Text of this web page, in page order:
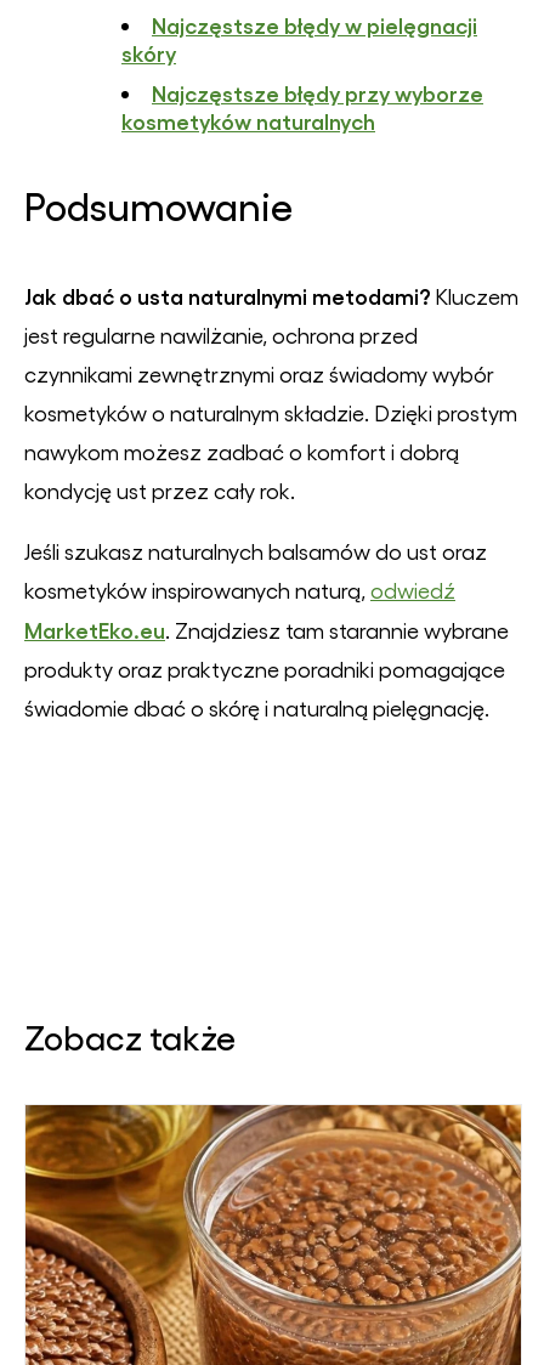
Najczęstsze błędy w pielęgnacji
skóry
Najczęstsze błędy przy wyborze
kosmetyków naturalnych
Podsumowanie
Jak dbać o usta naturalnymi metodami? Kluczem
jest regularne nawilżanie, ochrona przed
czynnikami zewnętrznymi oraz świadomy wybór
kosmetyków o naturalnym składzie. Dzięki prostym
nawykom możesz zadbać o komfort i dobrą
kondycję ust przez cały rok.
Jeśli szukasz naturalnych balsamów do ust oraz
kosmetyków inspirowanych naturą, odwiedź
MarketEko.eu . Znajdziesz tam starannie wybrane
produkty oraz praktyczne poradniki pomagające
świadomie dbać o skórę i naturalną pielęgnację.
Zobacz także